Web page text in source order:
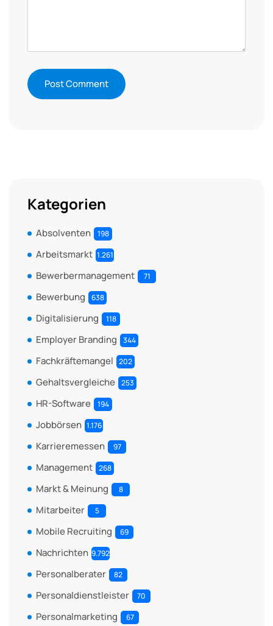
Kategorien
Absolventen 198
Arbeitsmarkt 1.261
Bewerbermanagement 71
Bewerbung 638
Digitalisierung 118
Employer Branding 344
Fachkräftemangel 202
Gehaltsvergleiche 253
HR-Software 194
Jobbörsen 1.176
Karrieremessen 97
Management 268
Markt & Meinung 8
Mitarbeiter 5
Mobile Recruiting 69
Nachrichten 9.792
Personalberater 82
Personaldienstleister 70
Personalmarketing 67